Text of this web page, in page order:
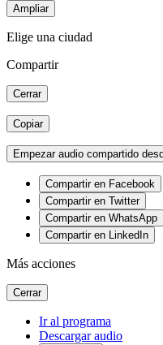
Ampliar
Elige una ciudad
Compartir
Cerrar
Copiar
Empezar audio compartido
Compartir en Facebook
Compartir en Twitter
Compartir en WhatsApp
Compartir en LinkedIn
Más acciones
Cerrar
Ir al programa
Descargar audio